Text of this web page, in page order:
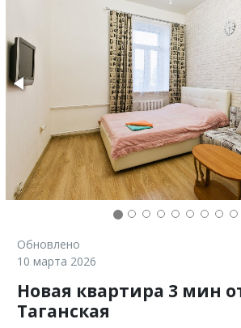
Обновлено
10 марта 2026
Новая квартира 3 мин
Таганская